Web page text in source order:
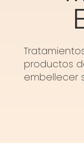
productos
embellecer